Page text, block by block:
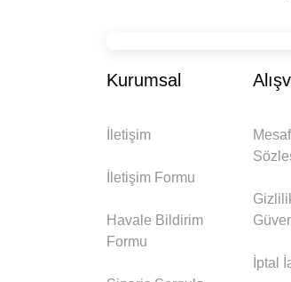
Kurumsal
İletişim
İletişim Formu
Havale Bildirim
Formu
İptal